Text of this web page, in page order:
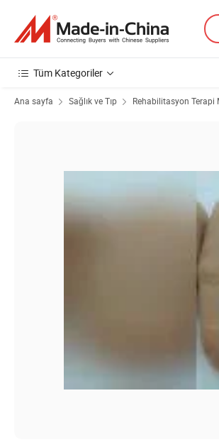
Tüm Kategoriler
Ana sayfa Sağlık ve Tıp Rehabilitasyon Terapi